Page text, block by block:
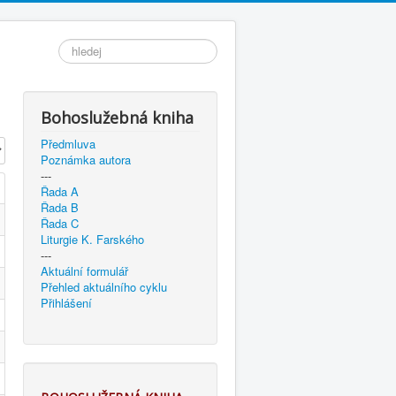
Vyhledávání...
Bohoslužebná kniha
Předmluva
Poznámka autora
---
Řada A
Řada B
Řada C
Liturgie K. Farského
---
Aktuální formulář
Přehled aktuálního cyklu
Přihlášení